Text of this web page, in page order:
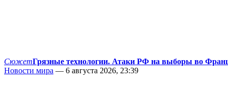
СюжетГрязные технологии. Атаки РФ на выборы во
Новости мира — 6 августа 2026, 23:39